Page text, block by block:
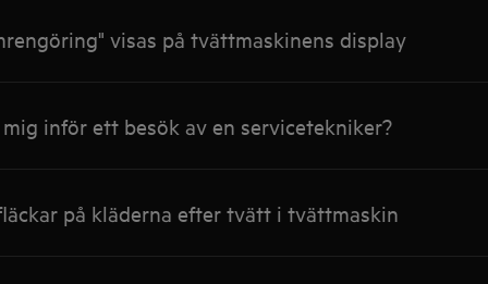
visas på tvättmaskinens display
inför ett besök av en servicetekniker?
på kläderna efter tvätt i tvättmaskin